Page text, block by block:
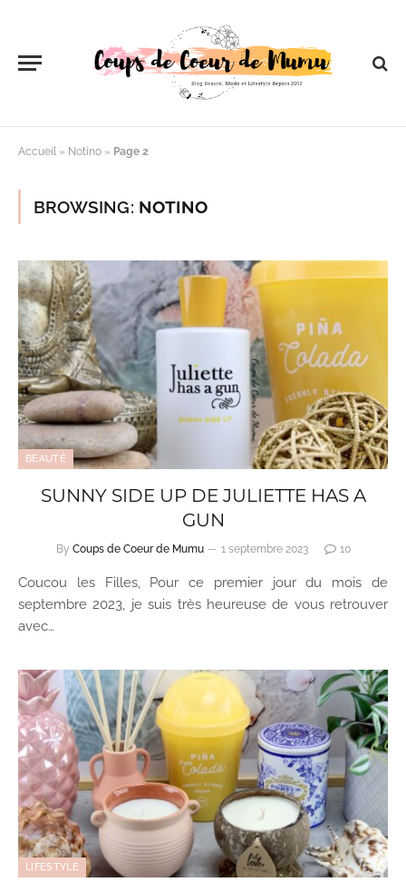
Accueil » Notino » Page 2
BROWSING: NOTINO
BEAUTÉ
SUNNY SIDE UP DE JULIETTE HAS A
GUN
By Coups de Coeur de Mumu 1 septembre 2023 10
Coucou les Filles, Pour ce premier jour du mois de
septembre 2023, je suis très heureuse de vous retrouver
avec…
LIFESTYLE